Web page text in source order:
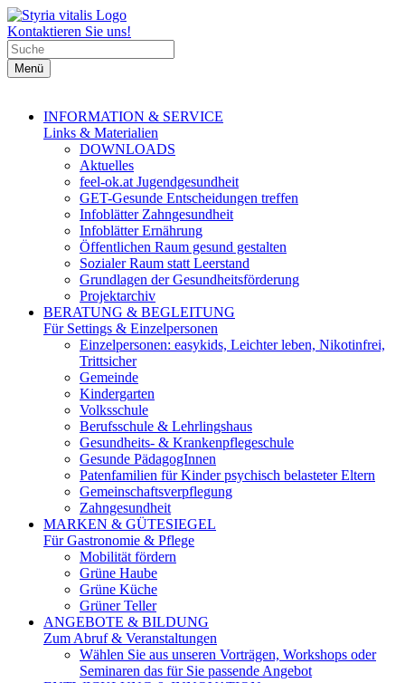
Kontaktieren Sie uns!
Menü
INFORMATION & SERVICE
Links & Materialien
DOWNLOADS
Aktuelles
feel-ok.at Jugendgesundheit
GET-Gesunde Entscheidungen treffen
Infoblätter Zahngesundheit
Infoblätter Ernährung
Öffentlichen Raum gesund gestalten
Sozialer Raum statt Leerstand
Grundlagen der Gesundheitsförderung
Projektarchiv
BERATUNG & BEGLEITUNG
Für Settings & Einzelpersonen
Einzelpersonen: easykids, Leichter leben, Nikotinfrei,
Trittsicher
Gemeinde
Kindergarten
Volksschule
Berufsschule & Lehrlingshaus
Gesundheits- & Krankenpflegeschule
Gesunde PädagogInnen
Patenfamilien für Kinder psychisch belasteter Eltern
Gemeinschaftsverpflegung
Zahngesundheit
MARKEN & GÜTESIEGEL
Für Gastronomie & Pflege
Mobilität fördern
Grüne Haube
Grüne Küche
Grüner Teller
ANGEBOTE & BILDUNG
Zum Abruf & Veranstaltungen
Wählen Sie aus unseren Vorträgen, Workshops oder
Seminaren das für Sie passende Angebot